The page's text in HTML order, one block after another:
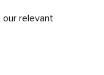
our relevant